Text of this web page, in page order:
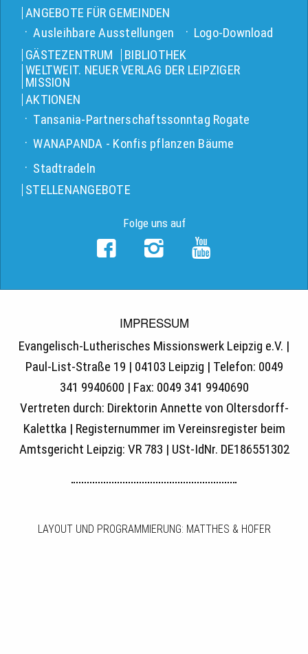
ANGEBOTE FÜR GEMEINDEN
Ausleihbare Ausstellungen
Logo-Download
GÄSTEZENTRUM
BIBLIOTHEK
WELTWEIT. NEUER VERLAG DER LEIPZIGER
MISSION
AKTIONEN
Tansania-Partnerschaftssonntag Rogate
WANAPANDA - Konfis pflanzen Bäume
Stadtradeln
STELLENANGEBOTE
Folge uns auf
IMPRESSUM
Evangelisch-Lutherisches Missionswerk Leipzig e.V. |
Paul-List-Straße 19 | 04103 Leipzig | Telefon: 0049
341 9940600 | Fax: 0049 341 9940690
Vertreten durch: Direktorin Annette von Oltersdorff-
Kalettka | Registernummer im Vereinsregister beim
Amtsgericht Leipzig: VR 783 | USt-IdNr. DE186551302
LAYOUT UND PROGRAMMIERUNG: MATTHES & HOFER